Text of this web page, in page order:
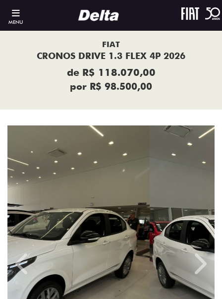
MENU
FIAT
CRONOS DRIVE 1.3 FLEX 4P 2026
de R$ 118.070,00
por R$ 98.500,00
Previous Next